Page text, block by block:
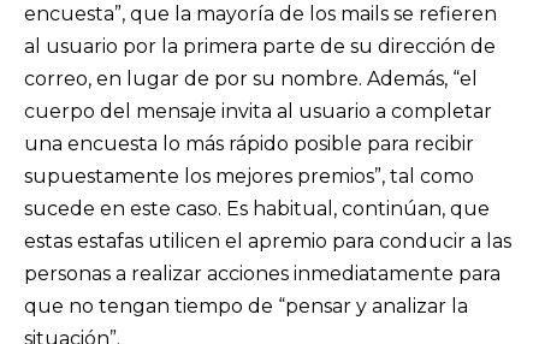
encuesta”, que la mayoría de los mails se refieren
al usuario por la primera parte de su dirección de
correo, en lugar de por su nombre. Además, “el
cuerpo del mensaje invita al usuario a completar
una encuesta lo más rápido posible para recibir
supuestamente los mejores premios”, tal como
sucede en este caso. Es habitual, continúan, que
estas estafas utilicen el apremio para conducir a las
personas a realizar acciones inmediatamente para
que no tengan tiempo de “pensar y analizar la
situación”.